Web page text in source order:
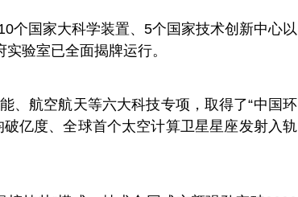
个国家大科学装置、5个国家技术创新中心以
验室已全面揭牌运行。
、航空航天等六大科技专项，取得了“中国环
亿度、全球首个太空计算卫星星座发射入轨